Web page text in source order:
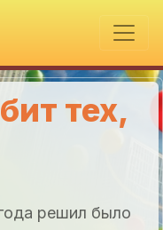
тех,
решил было